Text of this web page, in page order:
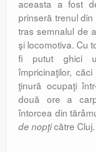
aceasta a fost
prinseră trenul
tras semnalul de
şi locomotiva. Cu
fi putut ghici
împricinaţilor,
ţinură ocupaţi
două ore a
întorcea din
de nopţicătre Cluj.